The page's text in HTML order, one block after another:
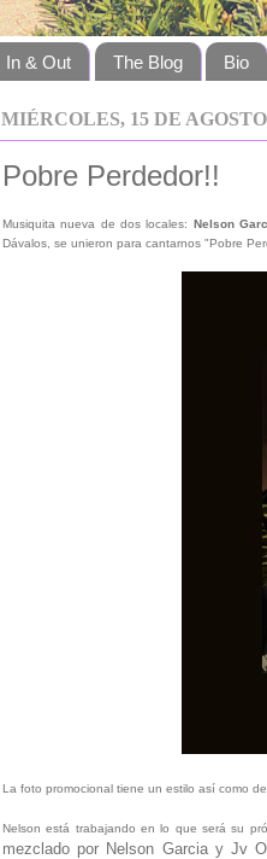
In & Out The Blog Bio
MIÉRCOLES, 15 DE
Pobre Perdedor!!
Musiquita nueva de dos locales: Nelson
Dávalos, se unieron para cantarnos "Pobre
La foto promocional tiene un estilo así como
Nelson está trabajando en lo que será su
mezclado por Nelson Garcia y Jv